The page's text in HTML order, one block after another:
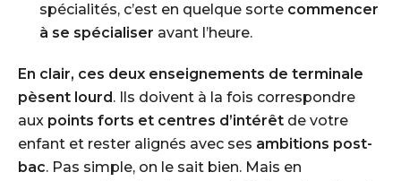
spécialités, c’est en quelque sorte commencer
à se spécialiser avant l’heure.
En clair, ces deux enseignements de terminale
pèsent lourd. Ils doivent à la fois correspondre
aux points forts et centres d’intérêt de votre
enfant et rester alignés avec ses ambitions post-
bac. Pas simple, on le sait bien. Mais en